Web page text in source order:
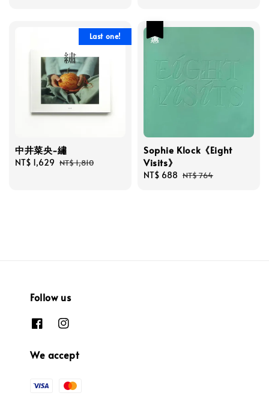
Last one!
中井菜央-繡
Sale
NT$ 1,629 Regular
NT$ 1,810
Sophie Klock《Eight
Visits》
Sale
NT$ 688 Regular
NT$ 764
Follow us
We accept